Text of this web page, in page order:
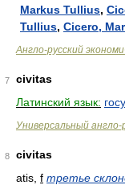
Markus Tullius,
Tullius, Cicero,
Англо-русский
7
civitas
Латинский язык:
Универсальный англо-
8
civitas
atis, f третье